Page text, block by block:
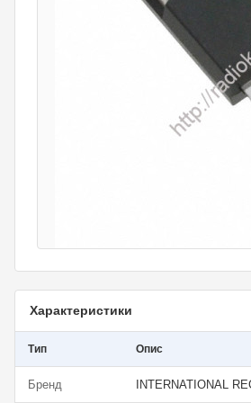
Характеристики
Тип Опис
Бренд INTERNATIONAL